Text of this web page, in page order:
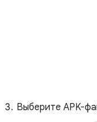
Выберите APK-